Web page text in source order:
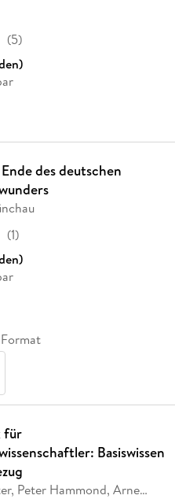
(5)
des deutschen
(1)
für
Basiswissen
Peter Hammond, Arne